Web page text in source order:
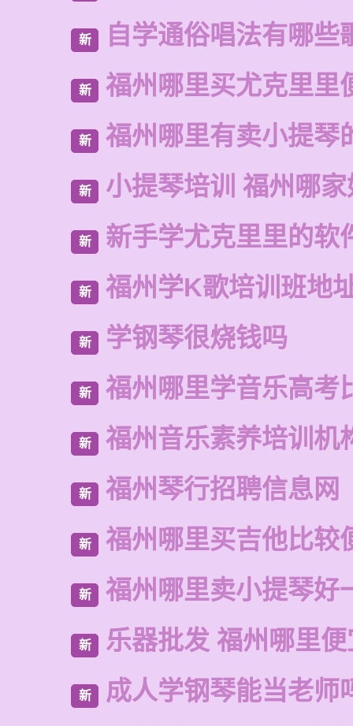
新 自学通俗唱法有哪些
新 福州哪里买尤克里里
新 福州哪里有卖小提琴
新 小提琴培训 福州哪
新 新手学尤克里里的软
新 福州学K歌培训班地
新 学钢琴很烧钱吗
新 福州哪里学音乐高考
新 福州音乐素养培训机
新 福州琴行招聘信息网
新 福州哪里买吉他比较
新 福州哪里卖小提琴好
新 乐器批发 福州哪里
新 成人学钢琴能当老师